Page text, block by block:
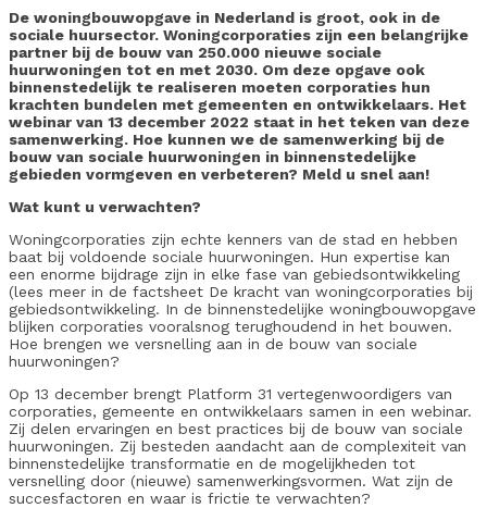
De woningbouwopgave in Nederland is groot, ook in de
sociale huursector. Woningcorporaties zijn een belangrijke
partner bij de bouw van 250.000 nieuwe sociale
huurwoningen tot en met 2030. Om deze opgave ook
binnenstedelijk te realiseren moeten corporaties hun
krachten bundelen met gemeenten en ontwikkelaars. Het
webinar van 13 december 2022 staat in het teken van deze
samenwerking. Hoe kunnen we de samenwerking bij de
bouw van sociale huurwoningen in binnenstedelijke
gebieden vormgeven en verbeteren? Meld u snel aan!
Wat kunt u verwachten?
Woningcorporaties zijn echte kenners van de stad en hebben
baat bij voldoende sociale huurwoningen. Hun expertise kan
een enorme bijdrage zijn in elke fase van gebiedsontwikkeling
(lees meer in de factsheet De kracht van woningcorporaties bij
gebiedsontwikkeling. In de binnenstedelijke woningbouwopgave
blijken corporaties vooralsnog terughoudend in het bouwen.
Hoe brengen we versnelling aan in de bouw van sociale
huurwoningen?
Op 13 december brengt Platform 31 vertegenwoordigers van
corporaties, gemeente en ontwikkelaars samen in een webinar.
Zij delen ervaringen en best practices bij de bouw van sociale
huurwoningen. Zij besteden aandacht aan de complexiteit van
binnenstedelijke transformatie en de mogelijkheden tot
versnelling door (nieuwe) samenwerkingsvormen. Wat zijn de
succesfactoren en waar is frictie te verwachten?